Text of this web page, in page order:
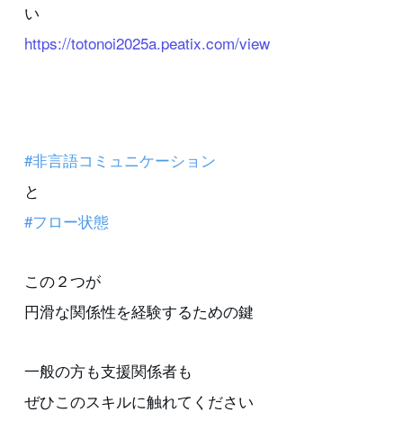
い
https://totonoi2025a.peatix.com/view
#非言語コミュニケーション
と
#フロー状態
この２つが
円滑な関係性を経験するための鍵
一般の方も支援関係者も
ぜひこのスキルに触れてください